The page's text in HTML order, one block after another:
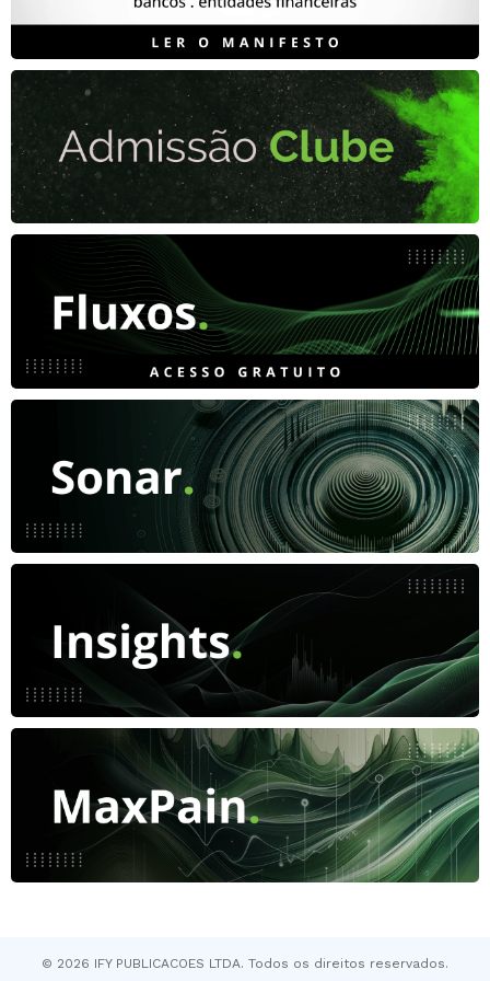
© 2026 IFY PUBLICACOES LTDA. Todos os direitos reservados.